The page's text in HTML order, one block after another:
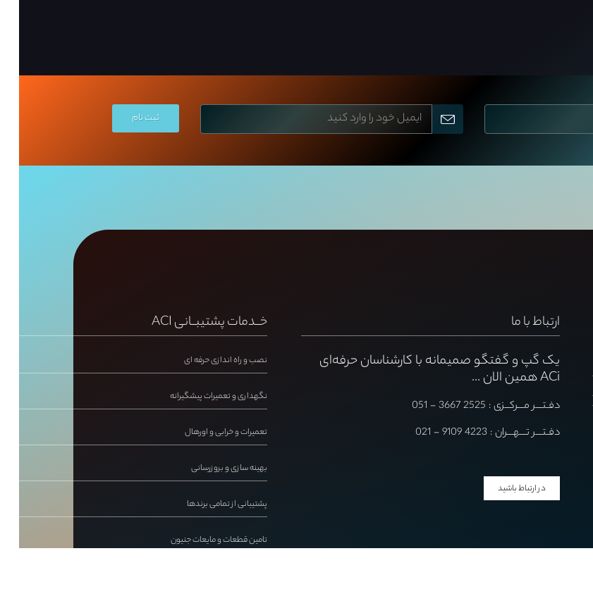
ارتباط با ما
یک گپ و گفتگو صمیمانه با کارشناسان حرفه‌ای
ACi همین الان ...
دفـتـــر مـــرکــزی : 2525 3667 - 051
دفـتـــر تـــهـــران : 4223 9109 - 021
در ارتباط باشید
خــدمات پشتیبــانی ACI
نصب و راه اندازی حرفه ای
نگهداری و تعمیرات پیشگیرانه
تعمیرات و خرابی و اورهال
بهینه سازی و بروزرسانی
پشتیبانی از تمامی برندها
تامین قطعات و مایعات جنیون